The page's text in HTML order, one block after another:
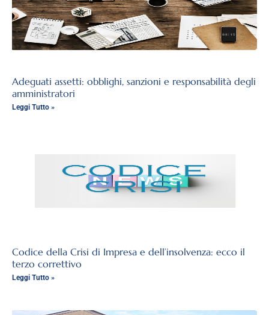
Adeguati assetti: obblighi, sanzioni e responsabilità degli
amministratori
Leggi Tutto »
Codice della Crisi di Impresa e dell’insolvenza: ecco il
terzo correttivo
Leggi Tutto »